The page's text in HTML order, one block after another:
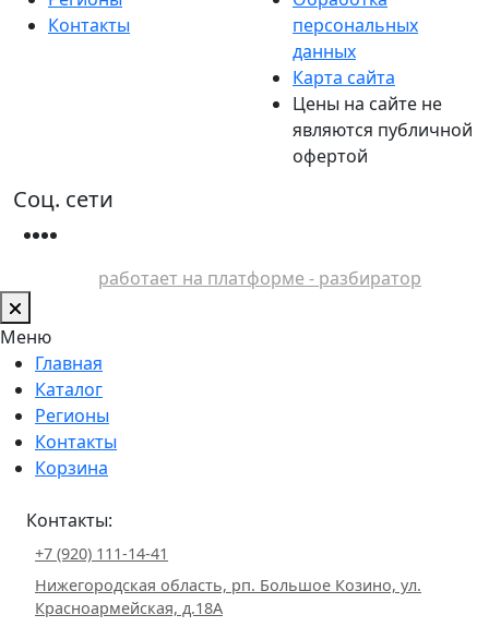
Контакты
персональных
данных
Карта сайта
Цены на сайте не
являются публичной
офертой
Соц. сети
работает на платформе - разбиратор
Меню
Главная
Каталог
Регионы
Контакты
Корзина
Контакты:
+7 (920) 111-14-41
Нижегородская область, рп. Большое Козино, ул.
Красноармейская, д.18А